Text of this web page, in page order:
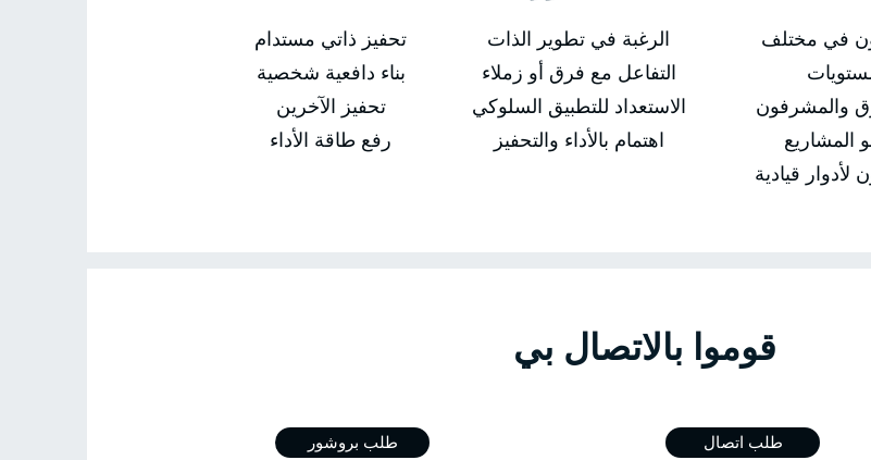
تحفيز ذاتي مستدام
بناء دافعية شخصية
تحفيز الآخرين
رفع طاقة الأداء
الرغبة في تطوير الذات
التفاعل مع فرق أو زملاء
الاستعداد للتطبيق السلوكي
اهتمام بالأداء والتحفيز
في مختلف
والمشرفون
المشاريع
لأدوار قيادية
قوموا بالاتصال بي
طلب بروشور طلب اتصال